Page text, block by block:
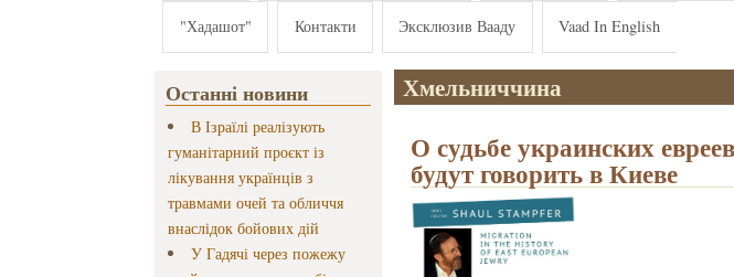
"Хадашот" Контакти Эксклюзив Вааду Vaad In English
Останні новини
В Ізраїлі реалізують
гуманітарний проєкт із
лікування українців з
травмами очей та обличчя
внаслідок бойових дій
У Гадячі через пожежу
Хмельниччина
О судьбе украинских
будут говорить в Киеве